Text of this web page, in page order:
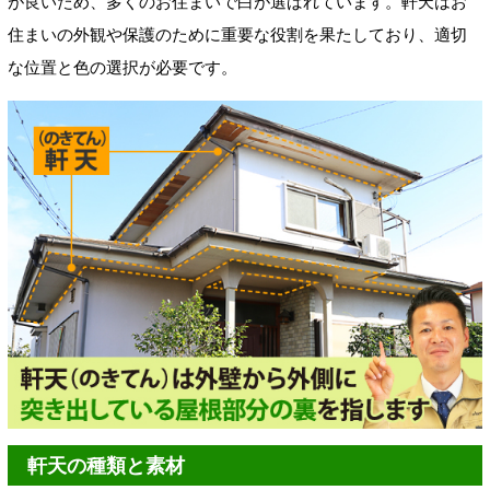
住まいの外観や保護のために重要な役割を果たしており、適切
な位置と色の選択が必要です。
軒天の種類と素材